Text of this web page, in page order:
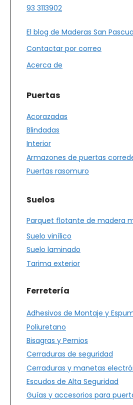
93 3113902
El blog de Maderas San
Contactar por correo
Acerca de
Puertas
Acorazadas
Blindadas
Interior
Armazones de puertas
Puertas rasomuro
Suelos
Parquet flotante de madera
Suelo vinílico
Suelo laminado
Tarima exterior
Ferretería
Adhesivos de Montaje y
Poliuretano
Bisagras y Pernios
Cerraduras de seguridad
Cerraduras y manetas
Escudos de Alta Seguridad
Guías y accesorios para